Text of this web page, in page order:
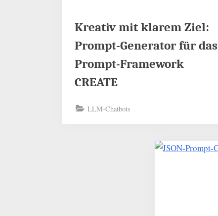
Kreativ mit klarem Ziel:
Prompt-Generator für das
Prompt-Framework
CREATE
LLM-Chatbots